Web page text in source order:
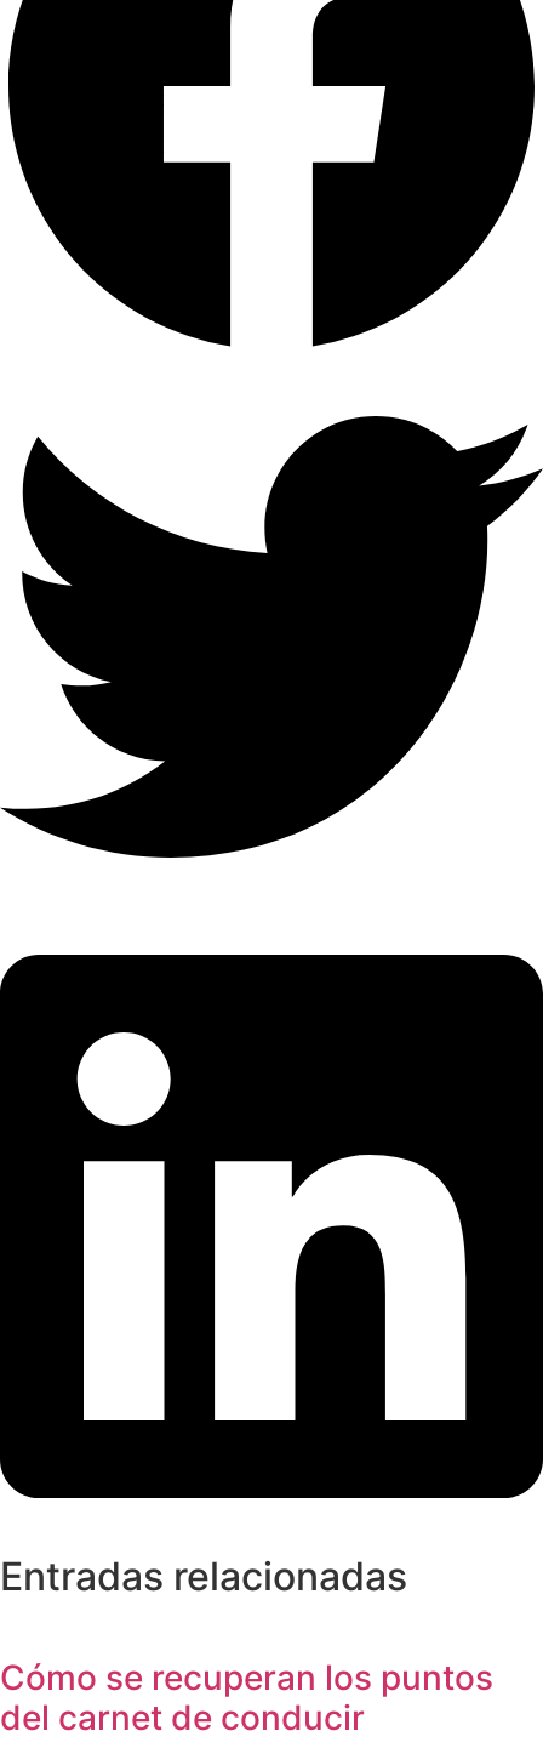
Entradas relacionadas
Cómo se recuperan los puntos
del carnet de conducir